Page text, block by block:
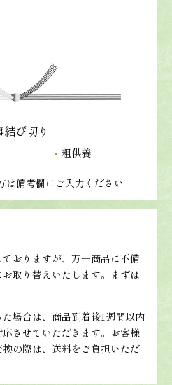
結び切り
粗供養
備考欄にご入力ください
おりますが、万一商品に不備
取り替えいたします。まずは
場合は、商品到着後1週間以内
させていただきます。お客様
の際は、送料をご負担いただ